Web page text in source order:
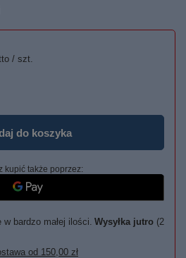
/ szt.
do koszyka
kupić także poprzez:
bardzo małej ilości Wysyłka jutro (2
od 150,00 zł